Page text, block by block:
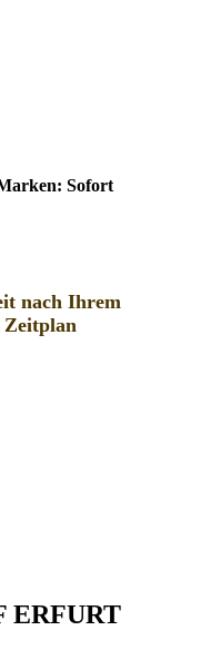
Sofort
nach Ihrem
Zeitplan
ERFURT